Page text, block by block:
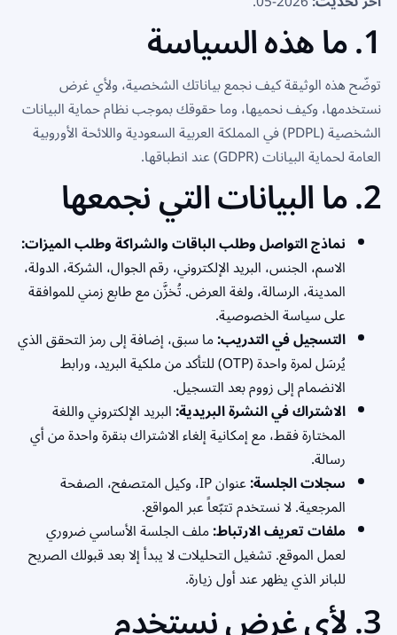
1. ما هذه السياسة
توضّح هذه الوثيقة كيف نجمع بياناتك الشخصية، ولأي غرض
نستخدمها، وكيف نحميها، وما حقوقك بموجب نظام حماية البيانات
الشخصية (PDPL) في المملكة العربية السعودية واللائحة الأوروبية
العامة لحماية البيانات (GDPR) عند انطباقها.
2. ما البيانات التي نجمعها
نماذج التواصل وطلب الباقات والشراكة وطلب الميزات:
الاسم، الجنس، البريد الإلكتروني، رقم الجوال، الشركة، الدولة،
المدينة، الرسالة، ولغة العرض. تُخزَّن مع طابع زمني للموافقة
على سياسة الخصوصية.
التسجيل في التدريب:ما سبق، إضافة إلى رمز التحقق الذي
يُرسَل لمرة واحدة (OTP) للتأكد من ملكية البريد، ورابط
الانضمام إلى زووم بعد التسجيل.
الاشتراك في النشرة البريدية:البريد الإلكتروني واللغة
المختارة فقط، مع إمكانية إلغاء الاشتراك بنقرة واحدة من أي
رسالة.
سجلات الجلسة:
عنوان IP، وكيل المتصفح، الصفحة
المرجعية. لا نستخدم تتبّعاً عبر المواقع.
ملفات تعريف الارتباط:ملف الجلسة الأساسي ضروري
لعمل الموقع. تشغيل التحليلات لا يبدأ إلا بعد قبولك الصريح
للبانر الذي يظهر عند أول زيارة.